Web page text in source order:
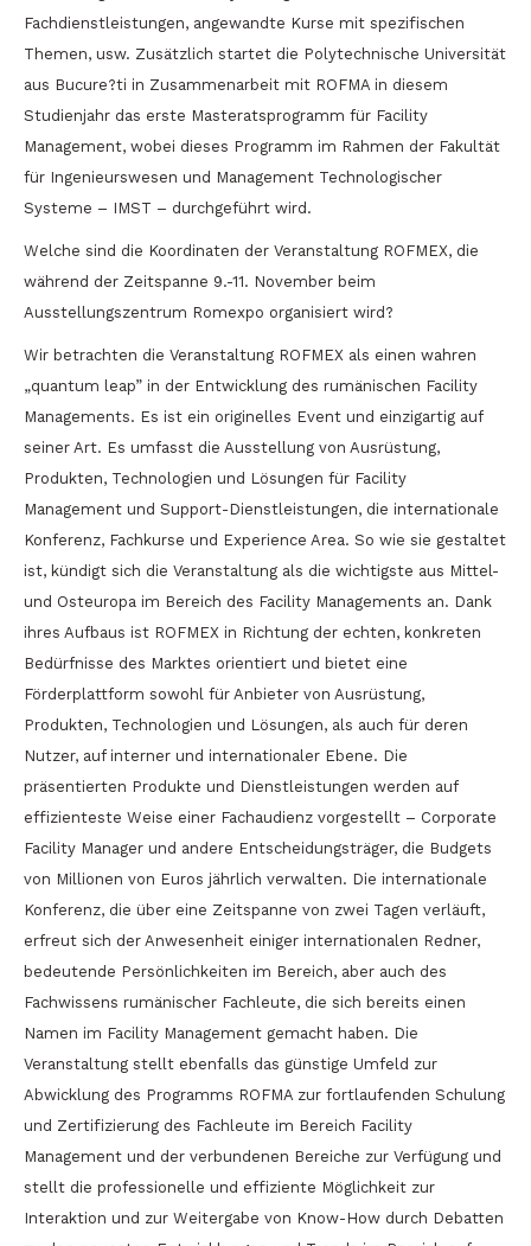
Fachdienstleistungen, angewandte Kurse mit spezifischen
Themen, usw. Zusätzlich startet die Polytechnische Universität
aus Bucure?ti in Zusammenarbeit mit ROFMA in diesem
Studienjahr das erste Masteratsprogramm für Facility
Management, wobei dieses Programm im Rahmen der Fakultät
für Ingenieurswesen und Management Technologischer
Systeme – IMST – durchgeführt wird.
Welche sind die Koordinaten der Veranstaltung ROFMEX, die
während der Zeitspanne 9.-11. November beim
Ausstellungszentrum Romexpo organisiert wird?
Wir betrachten die Veranstaltung ROFMEX als einen wahren
„quantum leap” in der Entwicklung des rumänischen Facility
Managements. Es ist ein originelles Event und einzigartig auf
seiner Art. Es umfasst die Ausstellung von Ausrüstung,
Produkten, Technologien und Lösungen für Facility
Management und Support-Dienstleistungen, die internationale
Konferenz, Fachkurse und Experience Area. So wie sie gestaltet
ist, kündigt sich die Veranstaltung als die wichtigste aus Mittel-
und Osteuropa im Bereich des Facility Managements an. Dank
ihres Aufbaus ist ROFMEX in Richtung der echten, konkreten
Bedürfnisse des Marktes orientiert und bietet eine
Förderplattform sowohl für Anbieter von Ausrüstung,
Produkten, Technologien und Lösungen, als auch für deren
Nutzer, auf interner und internationaler Ebene. Die
präsentierten Produkte und Dienstleistungen werden auf
effizienteste Weise einer Fachaudienz vorgestellt – Corporate
Facility Manager und andere Entscheidungsträger, die Budgets
von Millionen von Euros jährlich verwalten. Die internationale
Konferenz, die über eine Zeitspanne von zwei Tagen verläuft,
erfreut sich der Anwesenheit einiger internationalen Redner,
bedeutende Persönlichkeiten im Bereich, aber auch des
Fachwissens rumänischer Fachleute, die sich bereits einen
Namen im Facility Management gemacht haben. Die
Veranstaltung stellt ebenfalls das günstige Umfeld zur
Abwicklung des Programms ROFMA zur fortlaufenden Schulung
und Zertifizierung des Fachleute im Bereich Facility
Management und der verbundenen Bereiche zur Verfügung und
stellt die professionelle und effiziente Möglichkeit zur
Interaktion und zur Weitergabe von Know-How durch Debatten